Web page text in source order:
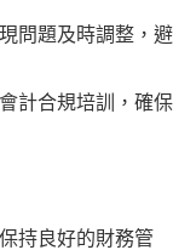
問題及時調整，避
計合規培訓，確保
持良好的財務管